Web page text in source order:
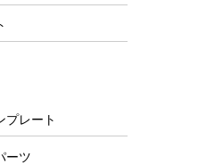
プレート
ーツ